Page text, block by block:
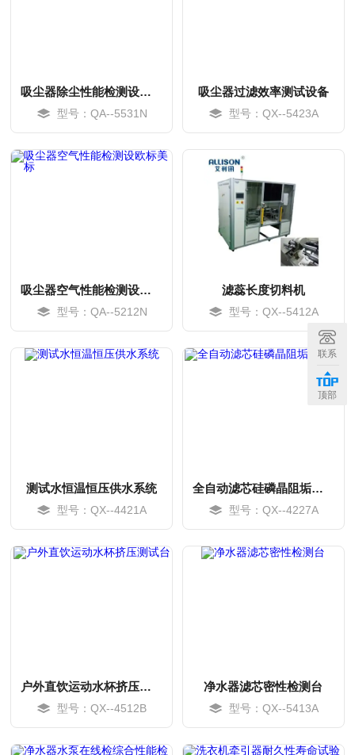
吸尘器除尘性能检测设备高配机型
型号：QA--5531N
吸尘器过滤效率测试设备
型号：QX--5423A
吸尘器空气性能检测设欧标美标
型号：QA--5212N
滤蕊长度切料机
型号：QX--5412A
测试水恒温恒压供水系统
型号：QX--4421A
全自动滤芯硅磷晶阻垢测试台
型号：QX--4227A
户外直饮运动水杯挤压测试台
型号：QX--4512B
净水器滤芯密性检测台
型号：QX--5413A
联系
顶部